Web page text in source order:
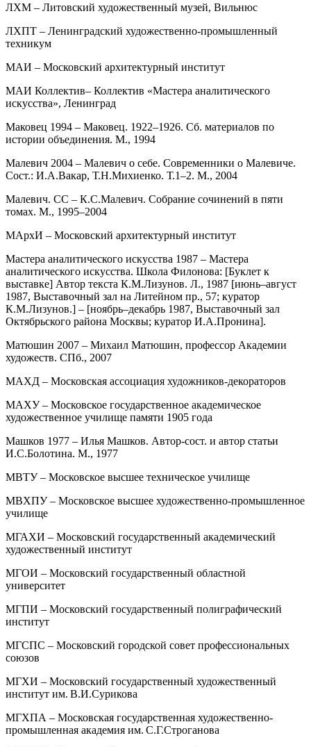
ЛХМ – Литовский художественный музей, Вильнюс
ЛХПТ – Ленинградский художественно-промышленный
техникум
МАИ – Московский архитектурный институт
МАИ Коллектив– Коллектив «Мастера аналитического
искусства», Ленинград
Маковец 1994 – Маковец. 1922–1926. Сб. материалов по
истории объединения. М., 1994
Малевич 2004 – Малевич о себе. Современники о Малевиче.
Сост.: И.А.Вакар, Т.Н.Михиенко. Т.1–2. М., 2004
Малевич. СС – К.С.Малевич. Собрание сочинений в пяти
томах. М., 1995–2004
МАрхИ – Московский архитектурный институт
Мастера аналитического искусства 1987 – Мастера
аналитического искусства. Школа Филонова: [Буклет к
выставке] Автор текста К.М.Лизунов. Л., 1987 [июнь–август
1987, Выставочный зал на Литейном пр., 57; куратор
К.М.Лизунов.] – [ноябрь–декабрь 1987, Выставочный зал
Октябрьского района Москвы; куратор И.А.Пронина].
Матюшин 2007 – Михаил Матюшин, профессор Академии
художеств. СПб., 2007
МАХД – Московская ассоциация художников-декораторов
МАХУ – Московское государственное академическое
художественное училище памяти 1905 года
Машков 1977 – Илья Машков. Автор-сост. и автор статьи
И.С.Болотина. М., 1977
МВТУ – Московское высшее техническое училище
МВХПУ – Московское высшее художественно-промышленное
училище
МГАХИ – Московский государственный академический
художественный институт
МГОИ – Московский государственный областной
университет
МГПИ – Московский государственный полиграфический
институт
МГСПС – Московский городской совет профессиональных
союзов
МГХИ – Московский государственный художественный
институт им. В.И.Сурикова
МГХПА – Московская государственная художественно-
промышленная академия им. С.Г.Строганова